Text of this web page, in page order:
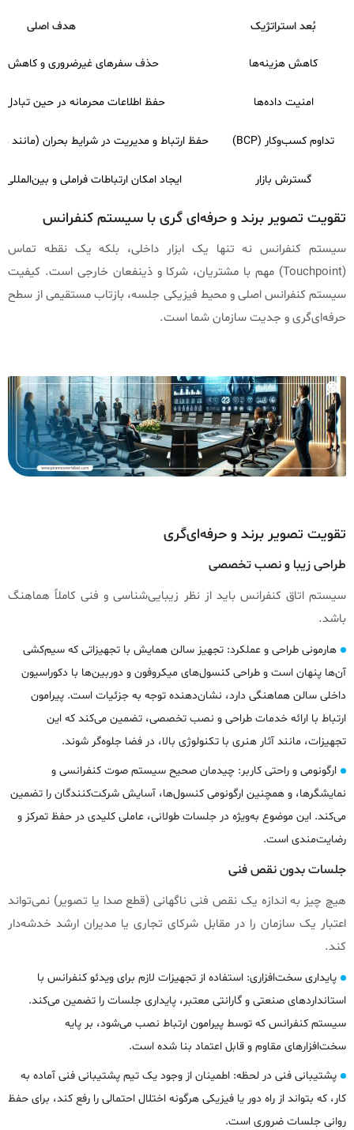
بُعد استراتژیک هدف اصلی
کاهش هزینه‌ها حذف سفرهای غیرضروری و کاهش
امنیت داده‌ها حفظ اطلاعات محرمانه در حین تبادل
تداوم کسب‌وکار (BCP) حفظ ارتباط و مدیریت در شرایط بحران (مانند
گسترش بازار ایجاد امکان ارتباطات فراملی و
تقویت تصویر برند و حرفه‌ای‌ گری با سیستم کنفرانس
سیستم کنفرانس نه تنها یک ابزار داخلی، بلکه یک نقطه تماس
(Touchpoint) مهم با مشتریان، شرکا و ذینفعان خارجی است. کیفیت
سیستم کنفرانس اصلی و محیط فیزیکی جلسه، بازتاب مستقیمی از سطح
حرفه‌ای‌گری و جدیت سازمان شما است.
تقویت تصویر برند و حرفه‌ای‌گری
طراحی زیبا و نصب تخصصی
سیستم اتاق کنفرانس باید از نظر زیبایی‌شناسی و فنی کاملاً هماهنگ
باشد.
هارمونی طراحی و عملکرد: تجهیز سالن همایش با تجهیزاتی که سیم‌کشی
آن‌ها پنهان است و طراحی کنسول‌های میکروفون و دوربین‌ها با دکوراسیون
داخلی سالن هماهنگی دارد، نشان‌دهنده توجه به جزئیات است. پیرامون
ارتباط با ارائه خدمات طراحی و نصب تخصصی، تضمین می‌کند که این
تجهیزات، مانند آثار هنری با تکنولوژی بالا، در فضا جلوه‌گر شوند.
ارگونومی و راحتی کاربر: چیدمان صحیح سیستم صوت کنفرانسی و
نمایشگرها، و همچنین ارگونومی کنسول‌ها، آسایش شرکت‌کنندگان را تضمین
می‌کند. این موضوع به‌ویژه در جلسات طولانی، عاملی کلیدی در حفظ تمرکز و
رضایت‌مندی است.
جلسات بدون نقص فنی
هیچ چیز به اندازه یک نقص فنی ناگهانی (قطع صدا یا تصویر) نمی‌تواند
اعتبار یک سازمان را در مقابل شرکای تجاری یا مدیران ارشد خدشه‌دار
کند.
پایداری سخت‌افزاری: استفاده از تجهیزات لازم برای ویدئو کنفرانس با
استانداردهای صنعتی و گارانتی معتبر، پایداری جلسات را تضمین می‌کند.
سیستم کنفرانس که توسط پیرامون ارتباط نصب می‌شود، بر پایه
سخت‌افزارهای مقاوم و قابل اعتماد بنا شده است.
پشتیبانی فنی در لحظه: اطمینان از وجود یک تیم پشتیبانی فنی آماده به
کار، که بتواند از راه دور یا فیزیکی هرگونه اختلال احتمالی را رفع کند، برای حفظ
روانی جلسات ضروری است.